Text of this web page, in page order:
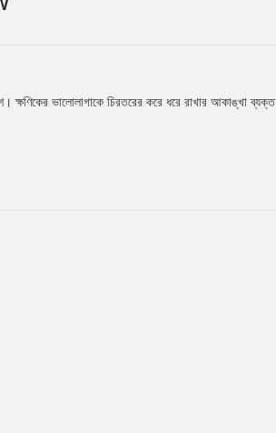
ক্ষণিকের ভালোলাগাকে চিরতরের করে ধরে রাখার আকাঙ্খা ব্যক্ত